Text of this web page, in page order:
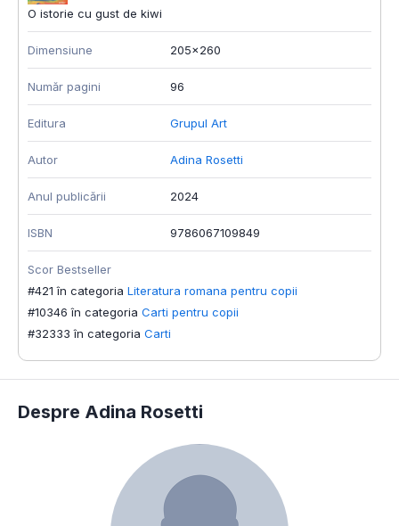
O istorie cu gust de kiwi
Dimensiune 205x260
Număr pagini 96
Editura Grupul Art
Autor Adina Rosetti
Anul publicării 2024
ISBN 9786067109849
Scor Bestseller
#421 în categoria Literatura romana pentru copii
#10346 în categoria Carti pentru copii
#32333 în categoria Carti
Despre Adina Rosetti